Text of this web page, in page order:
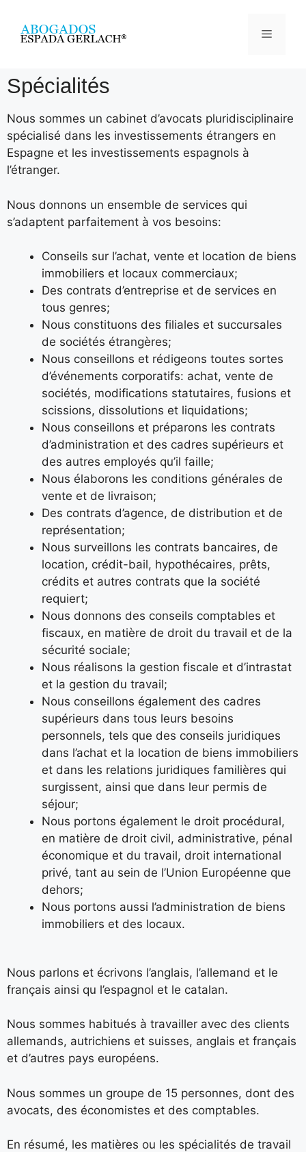
Spécialités
Nous sommes un cabinet d’avocats pluridisciplinaire
spécialisé dans les investissements étrangers en
Espagne et les investissements espagnols à
l’étranger.
Nous donnons un ensemble de services qui
s’adaptent parfaitement à vos besoins:
Conseils sur l’achat, vente et location de biens
immobiliers et locaux commerciaux;
Des contrats d’entreprise et de services en
tous genres;
Nous constituons des filiales et succursales
de sociétés étrangères;
Nous conseillons et rédigeons toutes sortes
d’événements corporatifs: achat, vente de
sociétés, modifications statutaires, fusions et
scissions, dissolutions et liquidations;
Nous conseillons et préparons les contrats
d’administration et des cadres supérieurs et
des autres employés qu’il faille;
Nous élaborons les conditions générales de
vente et de livraison;
Des contrats d’agence, de distribution et de
représentation;
Nous surveillons les contrats bancaires, de
location, crédit-bail, hypothécaires, prêts,
crédits et autres contrats que la société
requiert;
Nous donnons des conseils comptables et
fiscaux, en matière de droit du travail et de la
sécurité sociale;
Nous réalisons la gestion fiscale et d’intrastat
et la gestion du travail;
Nous conseillons également des cadres
supérieurs dans tous leurs besoins
personnels, tels que des conseils juridiques
dans l’achat et la location de biens immobiliers
et dans les relations juridiques familières qui
surgissent, ainsi que dans leur permis de
séjour;
Nous portons également le droit procédural,
en matière de droit civil, administrative, pénal
économique et du travail, droit international
privé, tant au sein de l’Union Européenne que
dehors;
Nous portons aussi l’administration de biens
immobiliers et des locaux.
Nous parlons et écrivons l’anglais, l’allemand et le
français ainsi qu l’espagnol et le catalan.
Nous sommes habitués à travailler avec des clients
allemands, autrichiens et suisses, anglais et français
et d’autres pays européens.
Nous sommes un groupe de 15 personnes, dont des
avocats, des économistes et des comptables.
En résumé, les matières ou les spécialités de travail